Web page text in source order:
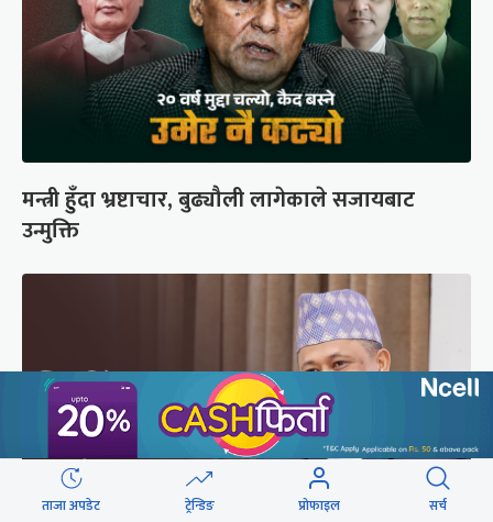
मन्त्री हुँदा भ्रष्टाचार, बुढ्यौली लागेकाले सजायबाट
उन्मुक्ति
ताजा अपडेट ट्रेन्डिङ प्रोफाइल सर्च